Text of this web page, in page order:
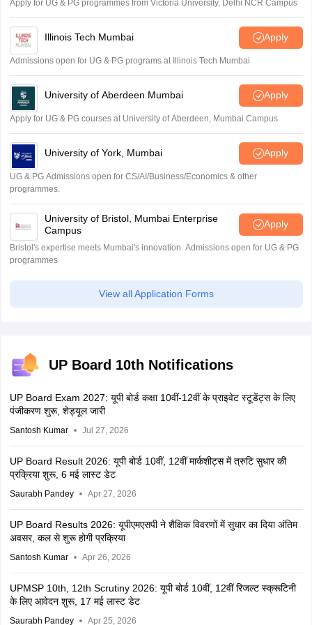
Apply for UG & PG programmes from Victoria University, Delhi NCR Campus
Illinois Tech Mumbai Apply
Admissions open for UG & PG programs at Illinois Tech Mumbai
University of Aberdeen Mumbai Apply
Apply for UG & PG courses at University of Aberdeen, Mumbai Campus
University of York, Mumbai Apply
UG & PG Admissions open for CS/AI/Business/Economics & other
programmes.
University of Bristol, Mumbai Enterprise
Campus
Apply
Bristol's expertise meets Mumbai's innovation. Admissions open for UG & PG
programmes
View all Application Forms
UP Board 10th Notifications
UP Board Exam 2027: यूपी बोर्ड कक्षा 10वीं-12वीं के प्राइवेट स्टूडेंट्स के लिए
पंजीकरण शुरू, शेड्यूल जारी
Santosh Kumar Jul 27, 2026
UP Board Result 2026: यूपी बोर्ड 10वीं, 12वीं मार्कशीट्स में त्रुटि सुधार की
प्रक्रिया शुरू, 6 मई लास्ट डेट
Saurabh Pandey Apr 27, 2026
UP Board Results 2026: यूपीएमएसपी ने शैक्षिक विवरणों में सुधार का दिया अंतिम
अवसर, कल से शुरू होगी प्रक्रिया
Santosh Kumar Apr 26, 2026
UPMSP 10th, 12th Scrutiny 2026: यूपी बोर्ड 10वीं, 12वीं रिजल्ट स्क्रूटिनी
के लिए आवेदन शुरू, 17 मई लास्ट डेट
Saurabh Pandey Apr 25, 2026